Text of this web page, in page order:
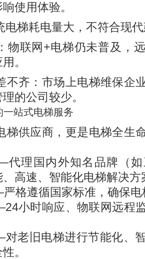
使用体验。
电梯耗电量大，不符合现
物联网+电梯仍未普及，
。
不齐：市场上电梯维保企
的公司较少。
站式电梯服务
梯供应商，更是电梯全生
理国内外知名品牌（如
高速、智能化电梯解决方
格遵循国家标准，确保电
小时响应、物联网远程
老旧电梯进行节能化、
。